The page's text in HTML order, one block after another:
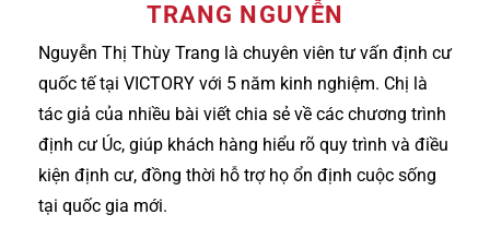
TRANG NGUYỄN
Nguyễn Thị Thùy Trang là chuyên viên tư vấn định cư
quốc tế tại VICTORY với 5 năm kinh nghiệm. Chị là
tác giả của nhiều bài viết chia sẻ về các chương trình
định cư Úc, giúp khách hàng hiểu rõ quy trình và điều
kiện định cư, đồng thời hỗ trợ họ ổn định cuộc sống
tại quốc gia mới.